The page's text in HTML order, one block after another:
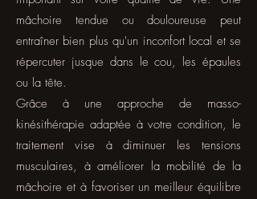
mâchoire tendue ou douloureuse peut
entraîner bien plus qu'un inconfort local et se
répercuter jusque dans le cou, les épaules
ou la tête.
Grâce à une approche de masso-
kinésithérapie adaptée à votre condition, le
traitement vise à diminuer les tensions
musculaires, à améliorer la mobilité de la
mâchoire et à favoriser un meilleur équilibre